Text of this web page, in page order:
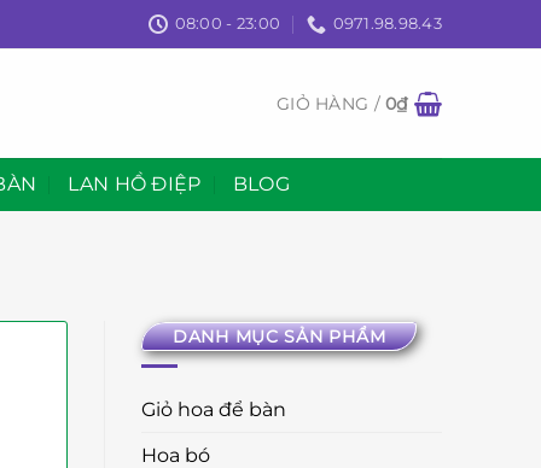
08:00 - 23:00 0971.98.98.43
GIỎ HÀNG /0₫
LAN HỒ ĐIỆP BLOG
DANH MỤC SẢN PHẨM
Giỏ hoa để bàn
Hoa bó